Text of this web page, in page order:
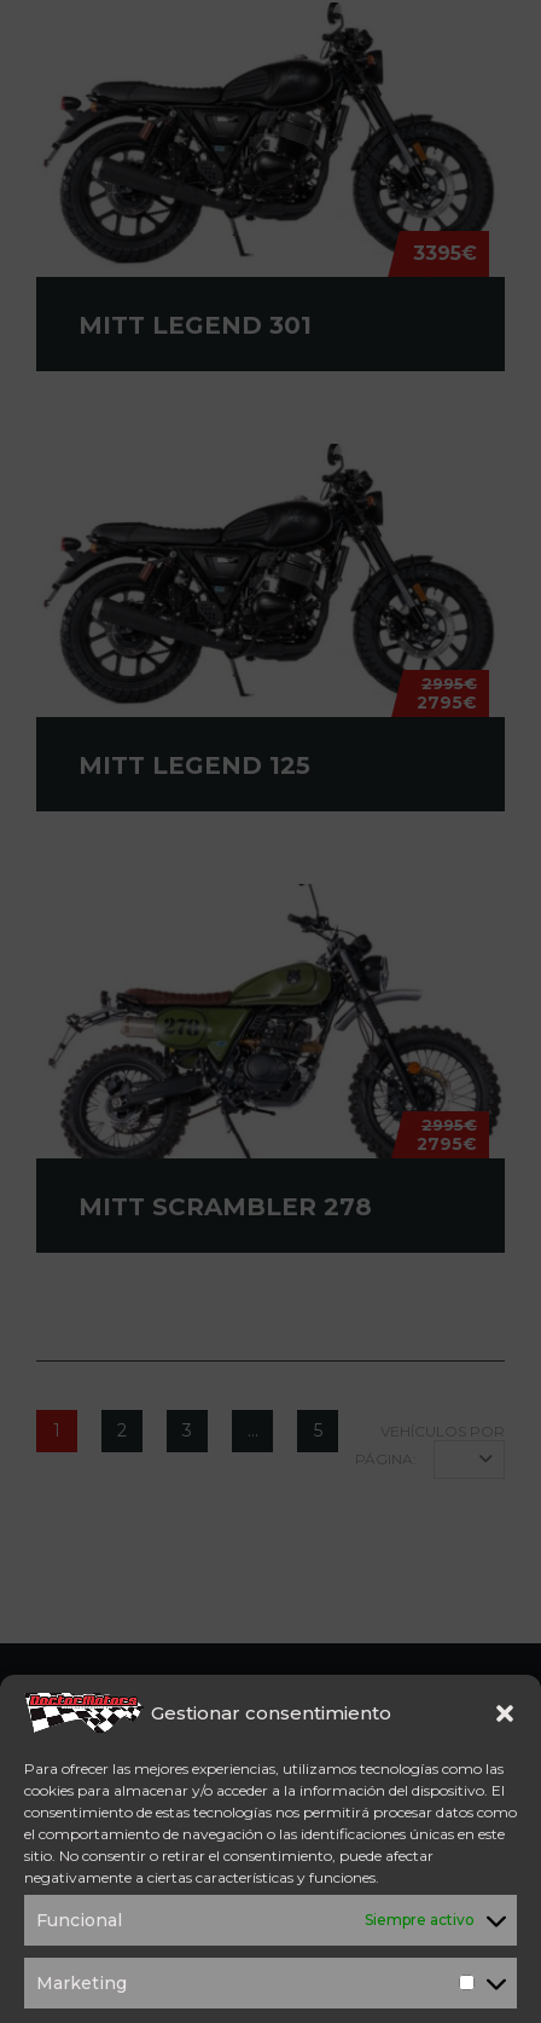
Gestionar consentimiento
Para ofrecer las mejores experiencias, utilizamos tecnologías como las
cookies para almacenar y/o acceder a la información del dispositivo. El
consentimiento de estas tecnologías nos permitirá procesar datos como
el comportamiento de navegación o las identificaciones únicas en este
sitio. No consentir o retirar el consentimiento, puede afectar
negativamente a ciertas características y funciones.
Funcional Siempre activo
Marketing
3395€
MITT LEGEND 301
2995€
2795€
MITT LEGEND 125
2995€
2795€
MITT SCRAMBLER 278
1 2 3 … 5
VEHÍCULOS POR
PÁGINA:
CFMoto Y Mitt. Estamos en
técnico oficial Mitt y CFMoto.
Tel: 654 98 23 30
ACCESO DIRECTO
TÉRMINOS Y
CONDICIONES
COOKIES